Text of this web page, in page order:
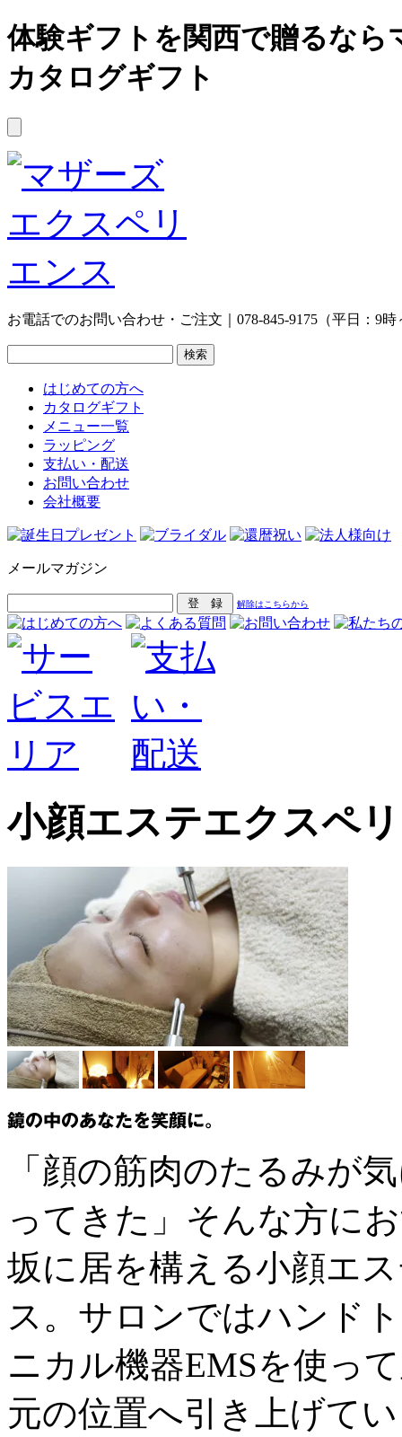
体験ギフトを関西で贈るな
カタログギフト
お電話でのお問い合わせ・ご注文｜078-845-9175（平日：9時
はじめての方へ
カタログギフト
メニュー一覧
ラッピング
支払い・配送
お問い合わせ
会社概要
メールマガジン
解除はこちらから
小顔エステエクスペ
「顔の筋肉のたるみが
ってきた」そんな方に
坂に居を構える小顔エ
ス。サロンではハンド
ニカル機器EMSを使っ
元の位置へ引き上げて